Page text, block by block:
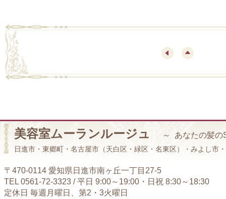
美容室ムーランルージュ ～ あなたの髪の
日進市・東郷町・名古屋市（天白区・緑区・名東区）・みよし市
〒470-0114 愛知県日進市南ヶ丘一丁目27-5
TEL 0561-72-3323 / 平日 9:00～19:00・日祝 8:30～18:30
定休日 毎週月曜日、第2・3火曜日